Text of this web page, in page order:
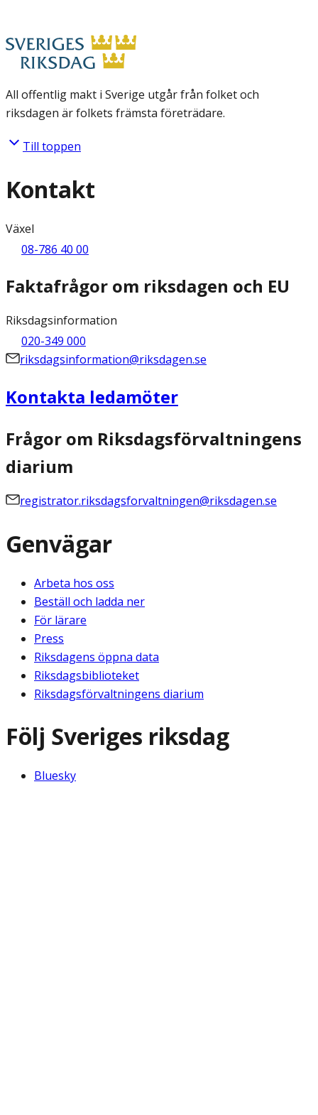
All offentlig makt i Sverige utgår från folket och
riksdagen är folkets främsta företrädare.
Till toppen
Kontakt
Växel
08-786 40 00
Faktafrågor om riksdagen och EU
Riksdagsinformation
020-349 000
riksdagsinformation@riksdagen.se
Kontakta ledamöter
Frågor om Riksdagsförvaltningens
diarium
registrator.riksdagsforvaltningen@riksdagen.se
Genvägar
Arbeta hos oss
Beställ och ladda ner
För lärare
Press
Riksdagens öppna data
Riksdagsbiblioteket
Riksdagsförvaltningens diarium
Följ Sveriges riksdag
Bluesky